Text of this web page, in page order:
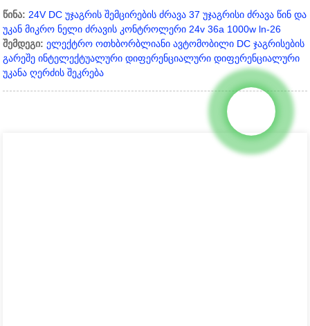
წინა: 24V DC უჯაგრის შემცირების ძრავა 37 უჯაგრისი ძრავა წინ და
უკან მიკრო ნელი ძრავის კონტროლერი 24v 36a 1000w ln-26
შემდეგი: ელექტრო ოთხბორბლიანი ავტომობილი DC ჯაგრისების
გარეშე ინტელექტუალური დიფერენციალური დიფერენციალური
უკანა ღერძის შეკრება